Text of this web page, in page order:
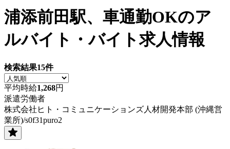
浦添前田駅、車通勤OKのア
ルバイト・バイト求人情報
検索結果15件
平均時給1,268円
派遣労働者
株式会社ヒト・コミュニケーションズ人材開発本部 (沖縄営
業所)/s0f31puro2